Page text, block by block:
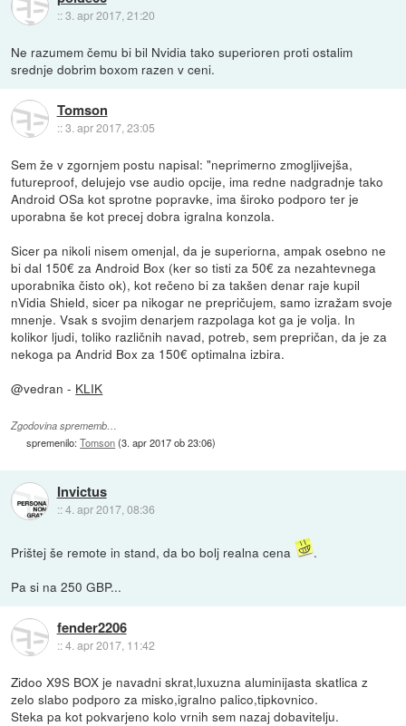
::3. apr 2017, 21:20
Ne razumem čemu bi bil Nvidia tako superioren proti ostalim
srednje dobrim boxom razen v ceni.
Tomson
::3. apr 2017, 23:05
Sem že v zgornjem postu napisal: "neprimerno zmogljivejša,
futureproof, delujejo vse audio opcije, ima redne nadgradnje tako
Android OSa kot sprotne popravke, ima široko podporo ter je
uporabna še kot precej dobra igralna konzola.
Sicer pa nikoli nisem omenjal, da je superiorna, ampak osebno ne
bi dal 150€ za Android Box (ker so tisti za 50€ za nezahtevnega
uporabnika čisto ok), kot rečeno bi za takšen denar raje kupil
nVidia Shield, sicer pa nikogar ne prepričujem, samo izražam svoje
mnenje. Vsak s svojim denarjem razpolaga kot ga je volja. In
kolikor ljudi, toliko različnih navad, potreb, sem prepričan, da je za
nekoga pa Andrid Box za 150€ optimalna izbira.
@vedran - KLIK
Zgodovina sprememb…
spremenilo:Tomson(3. apr 2017 ob 23:06)
Invictus
::4. apr 2017, 08:36
Prištej še remote in stand, da bo bolj realna cena
.
Pa si na 250 GBP...
fender2206
::4. apr 2017, 11:42
Zidoo X9S BOX je navadni skrat,luxuzna aluminijasta skatlica z
zelo slabo podporo za misko,igralno palico,tipkovnico.
Steka pa kot pokvarjeno kolo vrnih sem nazaj dobavitelju.